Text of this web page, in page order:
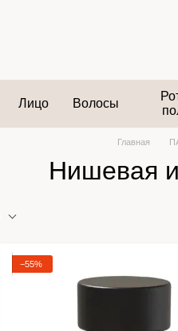
Лицо Волосы
Главная
Нишевая
−55%